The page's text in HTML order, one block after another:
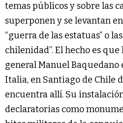
temas públicos y sobre las
superponen y se levantan
“guerra de las estatuas” o
chilenidad”. El hecho es
general Manuel Baquedano
Italia, en Santiago de Chile
encuentra allí. Su
declaratorias como